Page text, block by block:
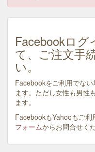
Facebookログ
て、ご注文手
い。
Facebookをご利用でな
ます。ただし女性も男性
ます。
FacebookもYahooもご利
フォームからお問合せく